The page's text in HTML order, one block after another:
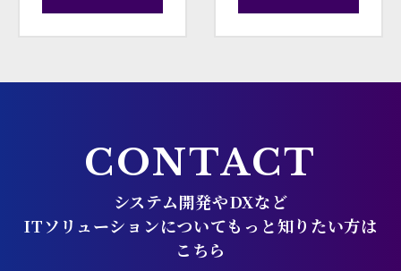
CONTACT
システム開発やDXなど
ITソリューションについてもっと知りたい方は
こちら